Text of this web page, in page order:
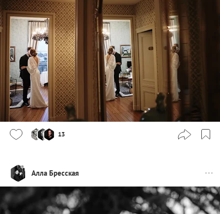
13
Алла Бресская